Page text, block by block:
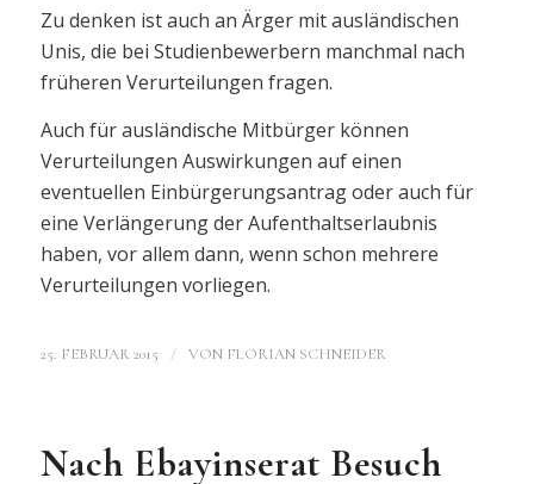
Zu denken ist auch an Ärger mit ausländischen
Unis, die bei Studienbewerbern manchmal nach
früheren Verurteilungen fragen.
Auch für ausländische Mitbürger können
Verurteilungen Auswirkungen auf einen
eventuellen Einbürgerungsantrag oder auch für
eine Verlängerung der Aufenthaltserlaubnis
haben, vor allem dann, wenn schon mehrere
Verurteilungen vorliegen.
25. FEBRUAR 2015 / VON FLORIAN SCHNEIDER
Nach Ebayinserat Besuch